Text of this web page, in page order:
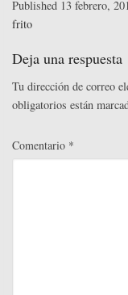
bo tte
Published 13 febrero,
frito
Deja una respuesta
Tu dirección de correo
obligatorios están
Comentario *